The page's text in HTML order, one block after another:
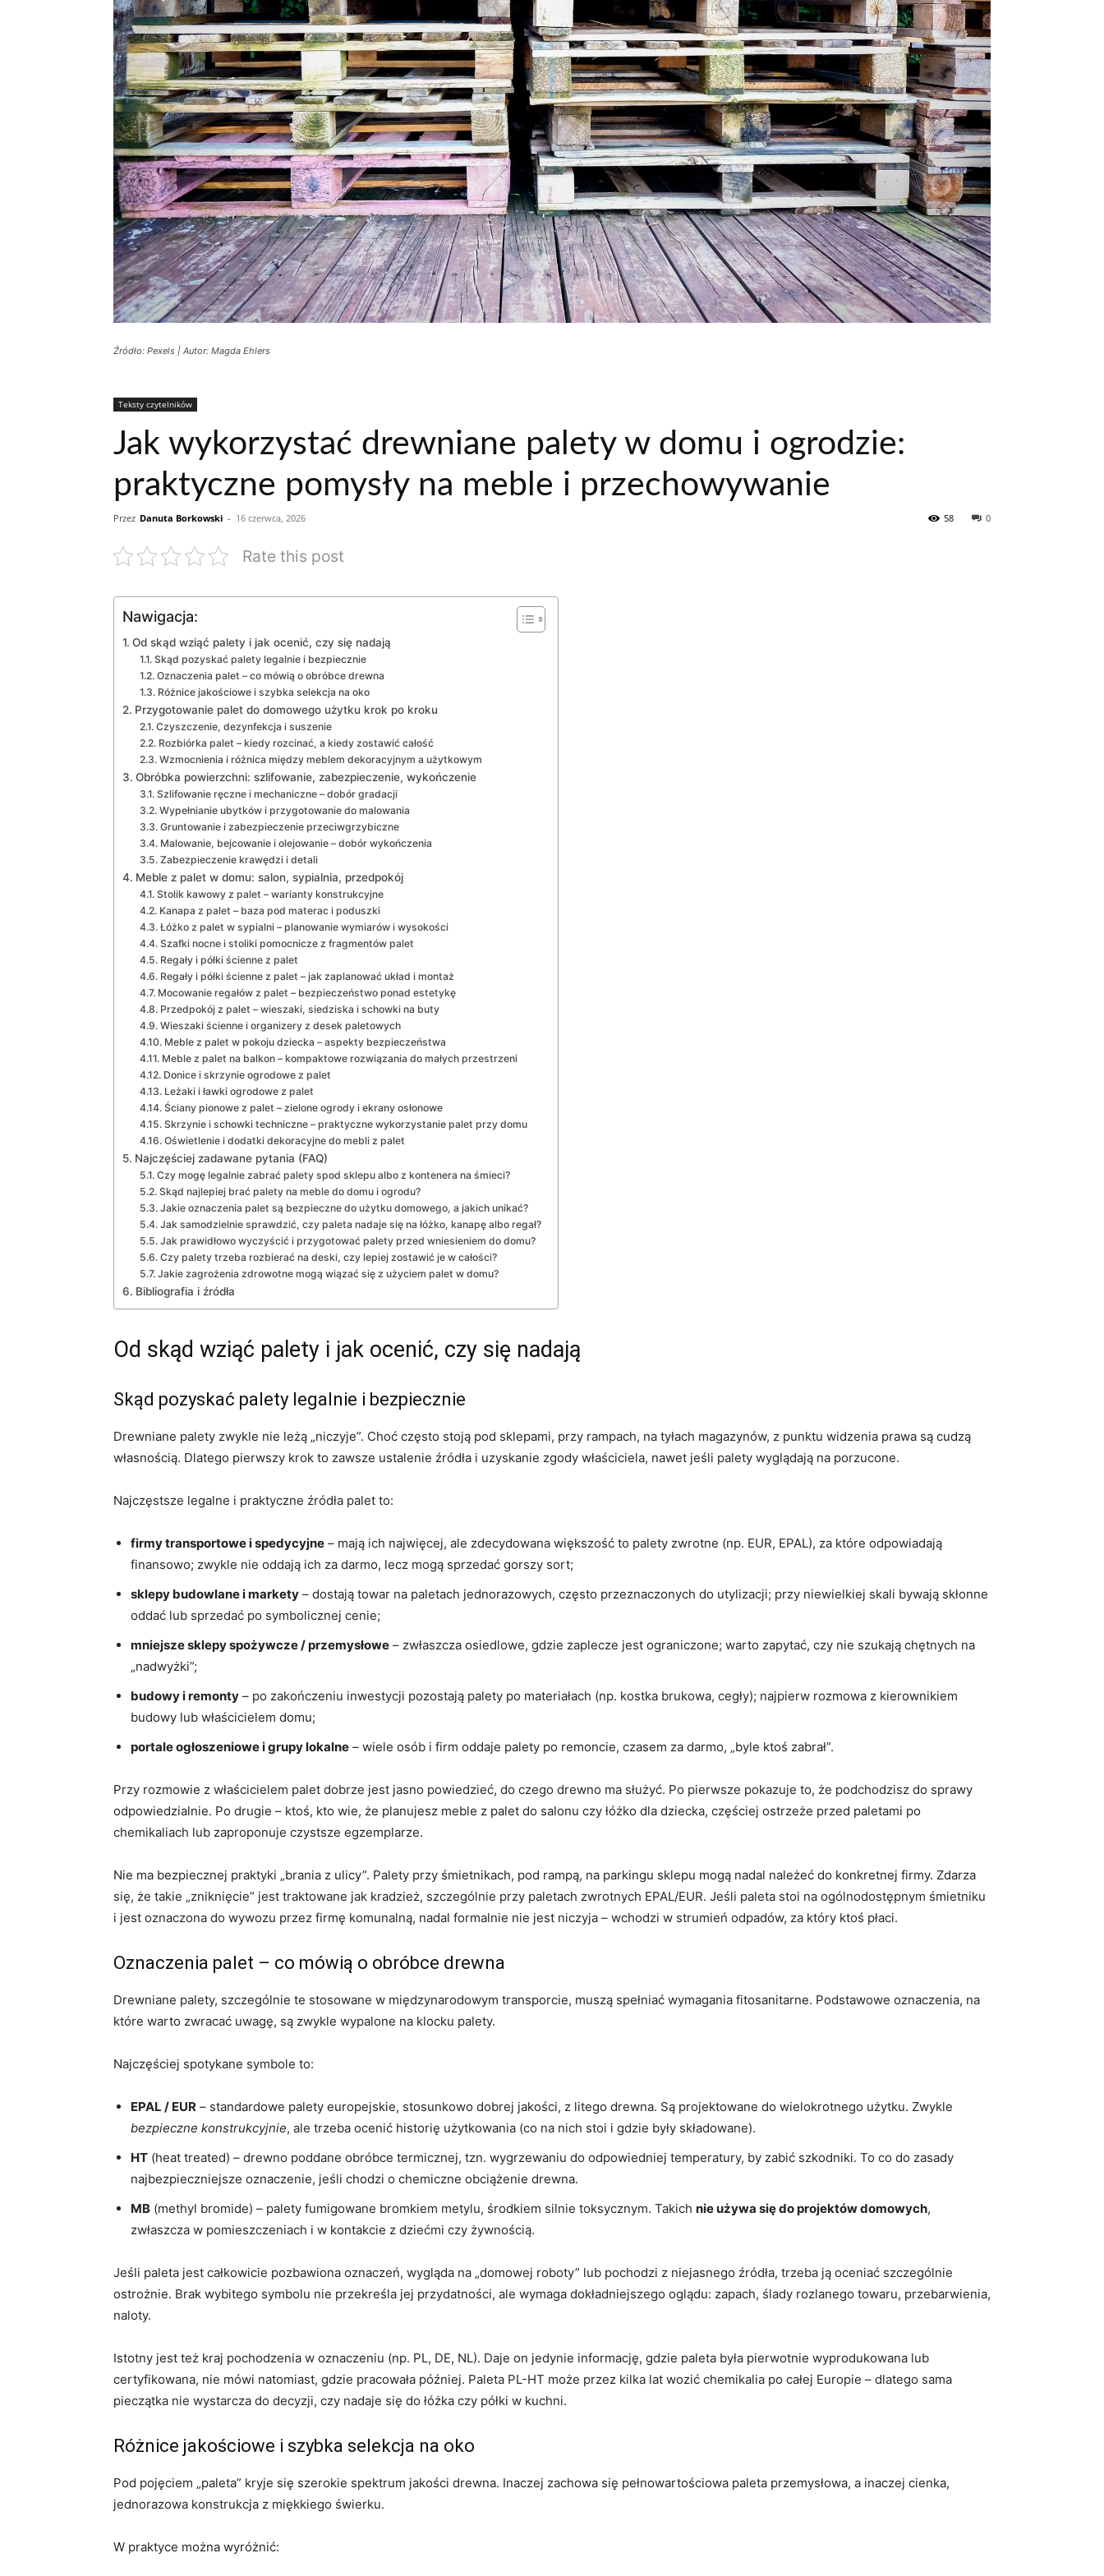
Źródło: Pexels | Autor: Magda Ehlers
Teksty czytelników
Jak wykorzystać drewniane palety w domu i ogrodzie:
praktyczne pomysły na meble i przechowywanie
Przez Danuta Borkowski - 16 czerwca, 2026 0
58
Rate this post
Nawigacja:
Od skąd wziąć palety i jak ocenić, czy się nadają
Skąd pozyskać palety legalnie i bezpiecznie
Oznaczenia palet – co mówią o obróbce drewna
Różnice jakościowe i szybka selekcja na oko
Przygotowanie palet do domowego użytku krok po kroku
Czyszczenie, dezynfekcja i suszenie
Rozbiórka palet – kiedy rozcinać, a kiedy zostawić całość
Wzmocnienia i różnica między meblem dekoracyjnym a użytkowym
Obróbka powierzchni: szlifowanie, zabezpieczenie, wykończenie
Szlifowanie ręczne i mechaniczne – dobór gradacji
Wypełnianie ubytków i przygotowanie do malowania
Gruntowanie i zabezpieczenie przeciwgrzybiczne
Malowanie, bejcowanie i olejowanie – dobór wykończenia
Zabezpieczenie krawędzi i detali
Meble z palet w domu: salon, sypialnia, przedpokój
Stolik kawowy z palet – warianty konstrukcyjne
Kanapa z palet – baza pod materac i poduszki
Łóżko z palet w sypialni – planowanie wymiarów i wysokości
Szafki nocne i stoliki pomocnicze z fragmentów palet
Regały i półki ścienne z palet
Regały i półki ścienne z palet – jak zaplanować układ i montaż
Mocowanie regałów z palet – bezpieczeństwo ponad estetykę
Przedpokój z palet – wieszaki, siedziska i schowki na buty
Wieszaki ścienne i organizery z desek paletowych
Meble z palet w pokoju dziecka – aspekty bezpieczeństwa
Meble z palet na balkon – kompaktowe rozwiązania do małych przestrzeni
Donice i skrzynie ogrodowe z palet
Leżaki i ławki ogrodowe z palet
Ściany pionowe z palet – zielone ogrody i ekrany osłonowe
Skrzynie i schowki techniczne – praktyczne wykorzystanie palet przy domu
Oświetlenie i dodatki dekoracyjne do mebli z palet
Najczęściej zadawane pytania (FAQ)
Czy mogę legalnie zabrać palety spod sklepu albo z kontenera na śmieci?
Skąd najlepiej brać palety na meble do domu i ogrodu?
Jakie oznaczenia palet są bezpieczne do użytku domowego, a jakich unikać?
Jak samodzielnie sprawdzić, czy paleta nadaje się na łóżko, kanapę albo regał?
Jak prawidłowo wyczyścić i przygotować palety przed wniesieniem do domu?
Czy palety trzeba rozbierać na deski, czy lepiej zostawić je w całości?
Jakie zagrożenia zdrowotne mogą wiązać się z użyciem palet w domu?
Bibliografia i źródła
Od skąd wziąć palety i jak ocenić, czy się nadają
Skąd pozyskać palety legalnie i bezpiecznie
Drewniane palety zwykle nie leżą „niczyje”. Choć często stoją pod sklepami, przy rampach, na tyłach magazynów, z punktu widzenia prawa są cudzą
własnością. Dlatego pierwszy krok to zawsze ustalenie źródła i uzyskanie zgody właściciela, nawet jeśli palety wyglądają na porzucone.
Najczęstsze legalne i praktyczne źródła palet to:
firmy transportowe i spedycyjne – mają ich najwięcej, ale zdecydowana większość to palety zwrotne (np. EUR, EPAL), za które odpowiadają
finansowo; zwykle nie oddają ich za darmo, lecz mogą sprzedać gorszy sort;
sklepy budowlane i markety – dostają towar na paletach jednorazowych, często przeznaczonych do utylizacji; przy niewielkiej skali bywają skłonne
oddać lub sprzedać po symbolicznej cenie;
mniejsze sklepy spożywcze / przemysłowe – zwłaszcza osiedlowe, gdzie zaplecze jest ograniczone; warto zapytać, czy nie szukają chętnych na
„nadwyżki”;
budowy i remonty – po zakończeniu inwestycji pozostają palety po materiałach (np. kostka brukowa, cegły); najpierw rozmowa z kierownikiem
budowy lub właścicielem domu;
portale ogłoszeniowe i grupy lokalne – wiele osób i firm oddaje palety po remoncie, czasem za darmo, „byle ktoś zabrał”.
Przy rozmowie z właścicielem palet dobrze jest jasno powiedzieć, do czego drewno ma służyć. Po pierwsze pokazuje to, że podchodzisz do sprawy
odpowiedzialnie. Po drugie – ktoś, kto wie, że planujesz meble z palet do salonu czy łóżko dla dziecka, częściej ostrzeże przed paletami po
chemikaliach lub zaproponuje czystsze egzemplarze.
Nie ma bezpiecznej praktyki „brania z ulicy”. Palety przy śmietnikach, pod rampą, na parkingu sklepu mogą nadal należeć do konkretnej firmy. Zdarza
się, że takie „zniknięcie” jest traktowane jak kradzież, szczególnie przy paletach zwrotnych EPAL/EUR. Jeśli paleta stoi na ogólnodostępnym śmietniku
i jest oznaczona do wywozu przez firmę komunalną, nadal formalnie nie jest niczyja – wchodzi w strumień odpadów, za który ktoś płaci.
Oznaczenia palet – co mówią o obróbce drewna
Drewniane palety, szczególnie te stosowane w międzynarodowym transporcie, muszą spełniać wymagania fitosanitarne. Podstawowe oznaczenia, na
które warto zwracać uwagę, są zwykle wypalone na klocku palety.
Najczęściej spotykane symbole to:
EPAL / EUR – standardowe palety europejskie, stosunkowo dobrej jakości, z litego drewna. Są projektowane do wielokrotnego użytku. Zwykle
bezpieczne konstrukcyjnie, ale trzeba ocenić historię użytkowania (co na nich stoi i gdzie były składowane).
HT (heat treated) – drewno poddane obróbce termicznej, tzn. wygrzewaniu do odpowiedniej temperatury, by zabić szkodniki. To co do zasady
najbezpieczniejsze oznaczenie, jeśli chodzi o chemiczne obciążenie drewna.
MB (methyl bromide) – palety fumigowane bromkiem metylu, środkiem silnie toksycznym. Takich nie używa się do projektów domowych,
zwłaszcza w pomieszczeniach i w kontakcie z dziećmi czy żywnością.
Jeśli paleta jest całkowicie pozbawiona oznaczeń, wygląda na „domowej roboty” lub pochodzi z niejasnego źródła, trzeba ją oceniać szczególnie
ostrożnie. Brak wybitego symbolu nie przekreśla jej przydatności, ale wymaga dokładniejszego oglądu: zapach, ślady rozlanego towaru, przebarwienia,
naloty.
Istotny jest też kraj pochodzenia w oznaczeniu (np. PL, DE, NL). Daje on jedynie informację, gdzie paleta była pierwotnie wyprodukowana lub
certyfikowana, nie mówi natomiast, gdzie pracowała później. Paleta PL-HT może przez kilka lat wozić chemikalia po całej Europie – dlatego sama
pieczątka nie wystarcza do decyzji, czy nadaje się do łóżka czy półki w kuchni.
Różnice jakościowe i szybka selekcja na oko
Pod pojęciem „paleta” kryje się szerokie spektrum jakości drewna. Inaczej zachowa się pełnowartościowa paleta przemysłowa, a inaczej cienka,
jednorazowa konstrukcja z miękkiego świerku.
W praktyce można wyróżnić: